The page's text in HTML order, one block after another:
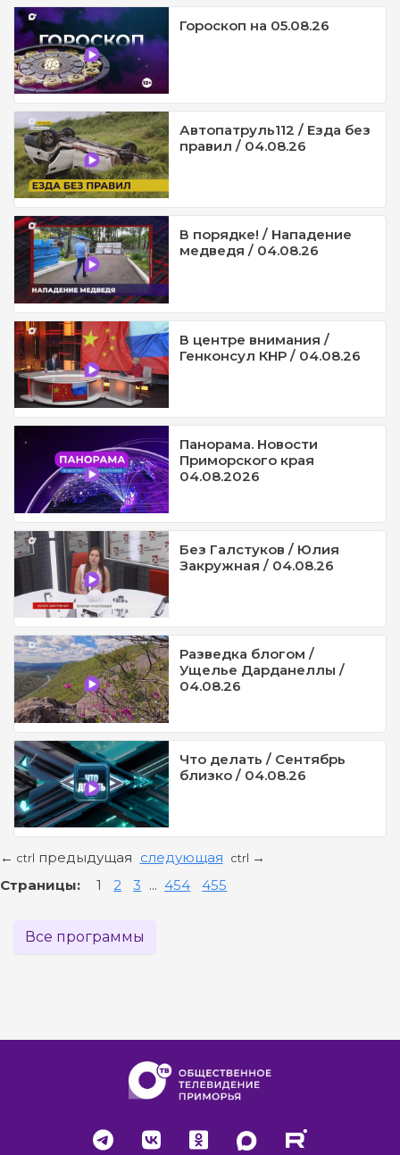
Гороскоп на 05.08.26
Автопатруль112 / Езда без
правил / 04.08.26
В порядке! / Нападение
медведя / 04.08.26
В центре внимания /
Генконсул КНР / 04.08.26
Панорама. Новости
Приморского края
04.08.2026
Без Галстуков / Юлия
Закружная / 04.08.26
Разведка блогом /
Ущелье Дарданеллы /
04.08.26
Что делать / Сентябрь
близко / 04.08.26
← ctrl предыдущая следующая ctrl →
Страницы: 1 2 3 ... 454 455
Все программы